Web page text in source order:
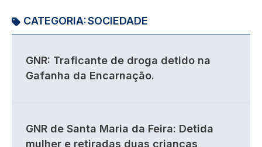
CATEGORIA:SOCIEDADE
GNR: Traficante de droga detido na
Gafanha da Encarnação.
GNR de Santa Maria da Feira: Detida
mulher e retiradas duas crianças